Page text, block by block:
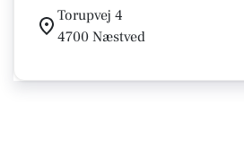
Torupvej 4
4700 Næstved